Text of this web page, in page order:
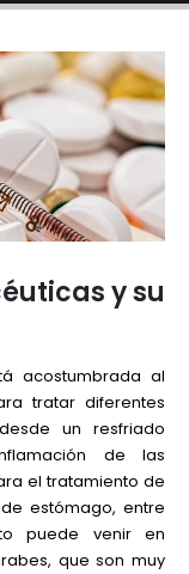
y su
acostumbrada al
tratar diferentes
un resfriado
de las
el tratamiento de
estómago, entre
puede venir en
que son muy